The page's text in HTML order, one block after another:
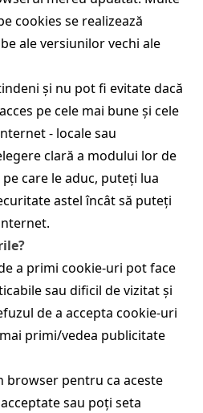
cookies se realizează
ale versiunilor vechi ale
și nu pot fi evitate dacă
pe cele mai bune și cele
- locale sau
clară a modului lor de
care le aduc, puteți lua
astel încât să puteți
a primi cookie-uri pot face
sau dificil de vizitat și
de a accepta cookie-uri
primi/vedea publicitate
browser pentru ca aceste
sau poți seta